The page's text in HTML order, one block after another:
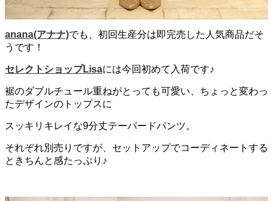
anana(アナナ)でも、初回生産分は即完売した人気商品だそ
うです！
セレクトショップLisaには今回初めて入荷です♪
裾のダブルチュール重ねがとっても可愛い、ちょっと変わっ
たデザインのトップスに
スッキリキレイな9分丈テーパードパンツ。
それぞれ別売りですが、セットアップでコーディネートする
ときちんと感たっぷり♪